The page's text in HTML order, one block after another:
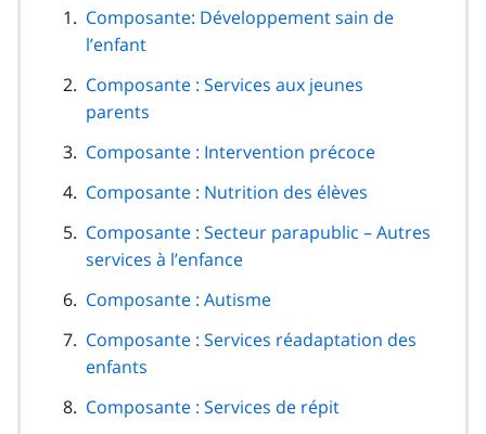
navigation
de
Composante: Développement sain de
l’enfant
Composante : Services aux jeunes
parents
Composante : Intervention précoce
Composante : Nutrition des élèves
Composante : Secteur parapublic – Autres
services à l’enfance
Composante : Autisme
Composante : Services réadaptation des
enfants
Composante : Services de répit